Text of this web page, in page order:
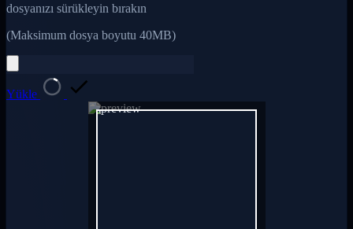
dosyanızı sürükleyin bırakın
(Maksimum dosya boyutu 40MB)
Yükle